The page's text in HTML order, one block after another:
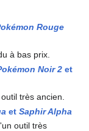
Rouge
à bas prix.
Noir 2 et
très ancien.
et Saphir Alpha
outil très